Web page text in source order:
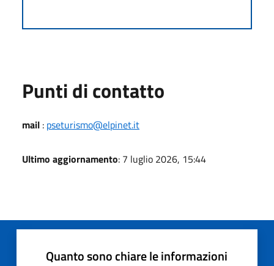
Punti di contatto
mail : pseturismo@elpinet.it
Ultimo aggiornamento: 7 luglio 2026, 15:44
Quanto sono chiare le informazioni